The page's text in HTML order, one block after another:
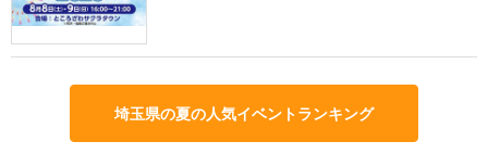
埼玉県の夏の人気イベントランキング